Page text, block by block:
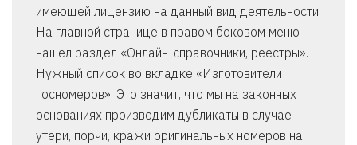
имеющей лицензию на данный вид деятельности.
На главной странице в правом боковом меню
нашел раздел «Онлайн-справочники, реестры».
Нужный список во вкладке «Изготовители
госномеров». Это значит, что мы на законных
основаниях производим дубликаты в случае
утери, порчи, кражи оригинальных номеров на